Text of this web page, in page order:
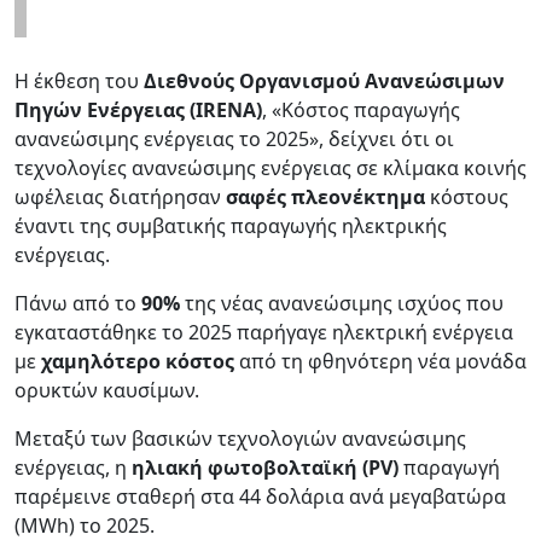
Η έκθεση του Διεθνούς Οργανισμού Ανανεώσιμων
Πηγών Ενέργειας (IRENA), «Κόστος παραγωγής
ανανεώσιμης ενέργειας το 2025», δείχνει ότι οι
τεχνολογίες ανανεώσιμης ενέργειας σε κλίμακα κοινής
ωφέλειας διατήρησαν σαφές πλεονέκτημα κόστους
έναντι της συμβατικής παραγωγής ηλεκτρικής
ενέργειας.
Πάνω από το 90%της νέας ανανεώσιμης ισχύος που
εγκαταστάθηκε το 2025 παρήγαγε ηλεκτρική ενέργεια
μεχαμηλότερο κόστοςαπό τη φθηνότερη νέα μονάδα
ορυκτών καυσίμων.
Μεταξύ των βασικών τεχνολογιών ανανεώσιμης
ενέργειας, η ηλιακή φωτοβολταϊκή (PV)παραγωγή
παρέμεινε σταθερή στα 44 δολάρια ανά μεγαβατώρα
(MWh) το 2025.